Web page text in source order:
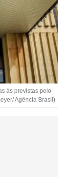
às previstas pelo
Agência Brasil)